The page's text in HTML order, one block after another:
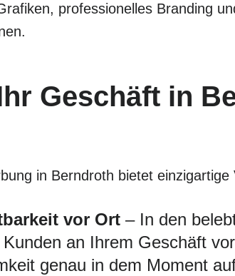
professionelles Branding
Geschäft in
in Berndroth bietet
vor Ort – In den
an Ihrem Geschäft
genau in dem Moment